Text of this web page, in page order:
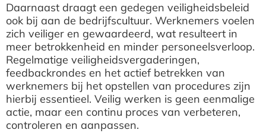
Daarnaast draagt een gedegen veiligheidsbeleid
ook bij aan de bedrijfscultuur. Werknemers voelen
zich veiliger en gewaardeerd, wat resulteert in
meer betrokkenheid en minder personeelsverloop.
Regelmatige veiligheidsvergaderingen,
feedbackrondes en het actief betrekken van
werknemers bij het opstellen van procedures zijn
hierbij essentieel. Veilig werken is geen eenmalige
actie, maar een continu proces van verbeteren,
controleren en aanpassen.